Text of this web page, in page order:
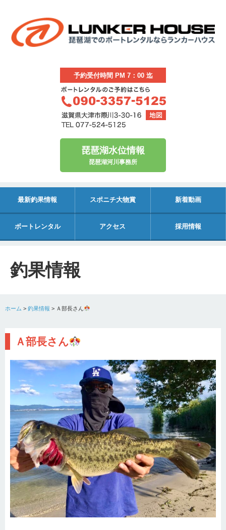
予約受付時間 PM 7：00 迄
琵琶湖水位情報
琵琶湖河川事務所
最新釣果情報 スポニチ大物賞 新着動画
ボートレンタル アクセス 採用情報
釣果情報
ホーム > 釣果情報 > Ａ部長さん
Ａ部長さん